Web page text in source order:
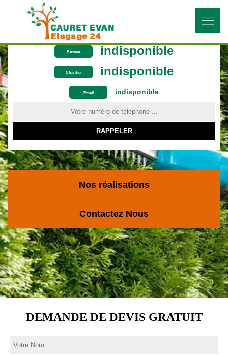
Bureau indisponible
Chantier indisponible
Email indisponible
ON VOUS RAPPELLE GRATUITEMENT
Nos réalisations
Contactez Nous
DEMANDE DE DEVIS GRATUIT